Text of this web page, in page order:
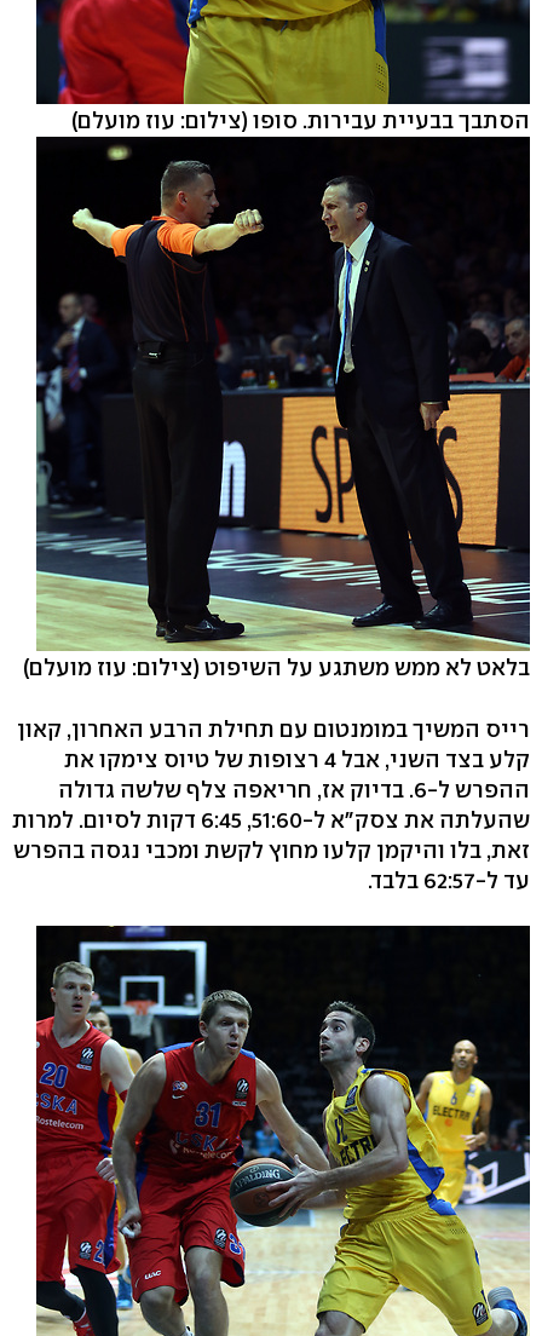
הסתבך בבעיית עבירות. סופו (צילום: עוז מועלם)
בלאט לא ממש משתגע על השיפוט (צילום: עוז מועלם)
רייס המשיך במומנטום עם תחילת הרבע האחרון, קאון
קלע בצד השני, אבל 4 רצופות של טיוס צימקו את
ההפרש ל-6. בדיוק אז, חריאפה צלף שלשה גדולה
שהעלתה את צסק"א ל-51:60, 6:45 דקות לסיום. למרות
זאת, בלו והיקמן קלעו מחוץ לקשת ומכבי נגסה בהפרש
עד ל-62:57 בלבד.